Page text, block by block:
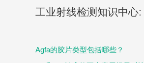
工业射线检测知识中心:
Agfa的胶片类型包括哪些？